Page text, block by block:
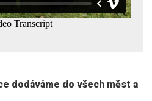
dodáváme do všech měst a